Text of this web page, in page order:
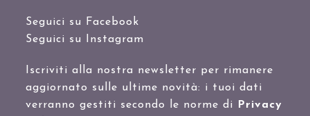
Seguici su Facebook
Seguici su Instagram
Iscriviti alla nostra newsletter per rimanere
aggiornato sulle ultime novità: i tuoi dati
verranno gestiti secondo le norme di Privacy